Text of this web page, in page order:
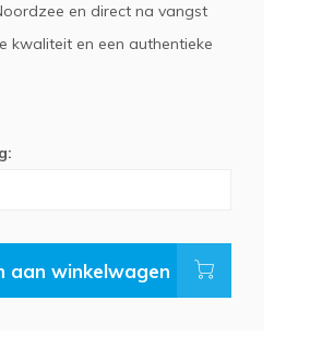
en direct na vangst
kwaliteit en een authentieke
aan winkelwagen